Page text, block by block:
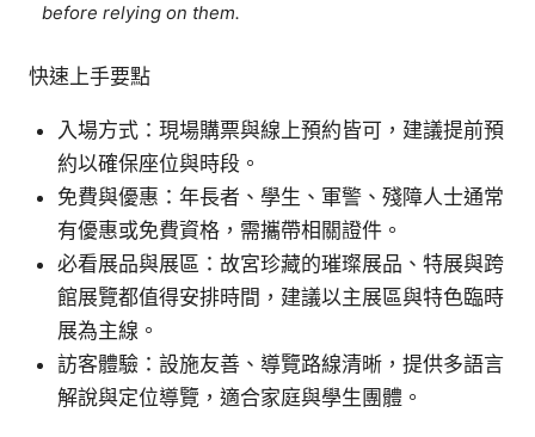
before relying on them.
快速上手要點
入場方式：現場購票與線上預約皆可，建議提前預
約以確保座位與時段。
免費與優惠：年長者、學生、軍警、殘障人士通常
有優惠或免費資格，需攜帶相關證件。
必看展品與展區：故宮珍藏的璀璨展品、特展與跨
館展覽都值得安排時間，建議以主展區與特色臨時
展為主線。
訪客體驗：設施友善、導覽路線清晰，提供多語言
解說與定位導覽，適合家庭與學生團體。